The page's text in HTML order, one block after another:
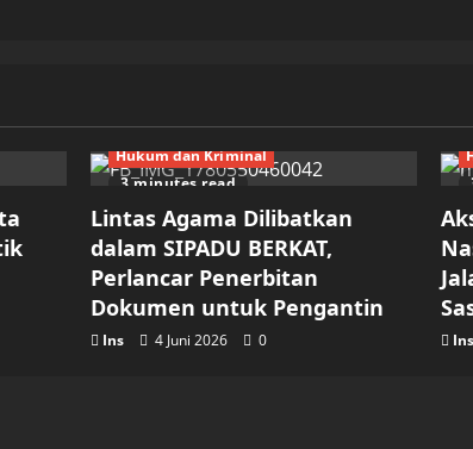
3 minutes read
Hukum dan Kriminal
Lintas Agama Dilibatkan
dalam SIPADU BERKAT,
Perlancar Penerbitan
Dokumen untuk Pengantin
Ins 4 Juni 2026 0 Ins